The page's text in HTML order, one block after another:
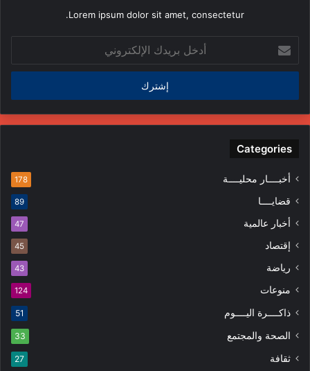
Lorem ipsum dolor sit amet, consectetur.
بريدك
الإلكتروني
Categories
أخبــــار محليــــة 178
قضايــــا 89
أخبار عالمية 47
إقتصاد 45
رياضة 43
منوعات 124
ذاكــــرة اليــــوم 51
الصحة والمجتمع 33
ثقافة 27